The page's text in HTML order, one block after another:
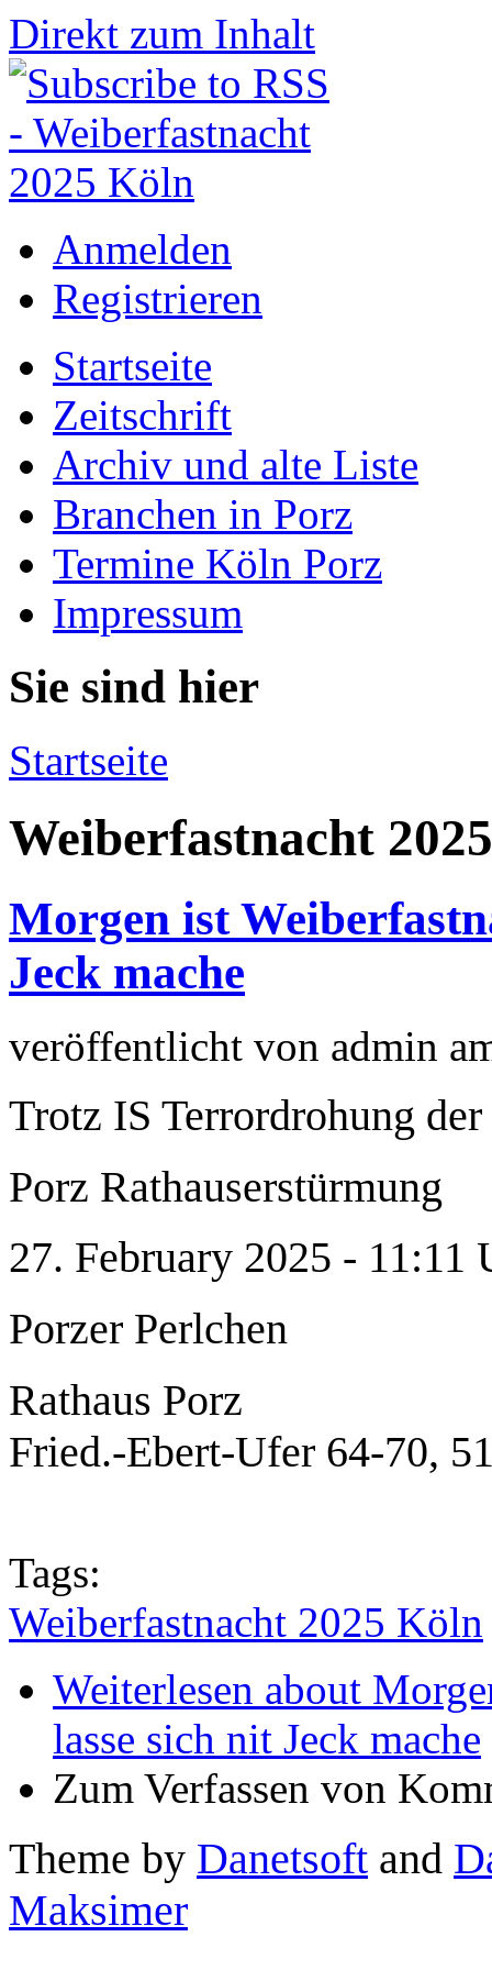
Direkt zum Inhalt
Anmelden
Registrieren
Startseite
Zeitschrift
Archiv und alte Liste
Branchen in Porz
Termine Köln Porz
Impressum
Sie sind hier
Startseite
Weiberfastnacht
Morgen ist
Jeck mache
veröffentlicht von admin
Trotz IS Terrordrohung
Porz Rathauserstürmung
27. February 2025 - 11:11
Porzer Perlchen
Rathaus Porz
Fried.-Ebert-Ufer 64-70,
Tags:
Weiberfastnacht 2025 Köln
Weiterlesen about
lasse sich nit Jeck mache
Zum Verfassen von
Theme by Danetsoft and
Maksimer